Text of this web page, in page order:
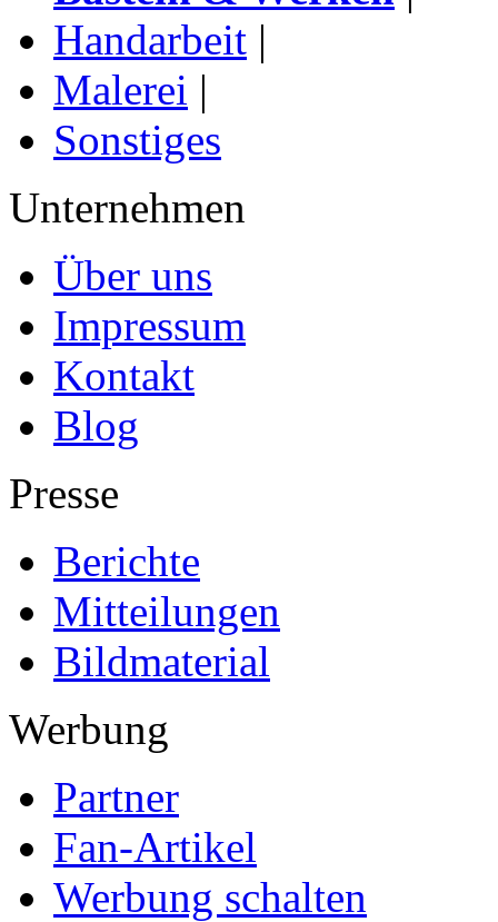
Handarbeit |
Malerei |
Sonstiges
Unternehmen
Über uns
Impressum
Kontakt
Blog
Presse
Berichte
Mitteilungen
Bildmaterial
Werbung
Partner
Fan-Artikel
Werbung schalten